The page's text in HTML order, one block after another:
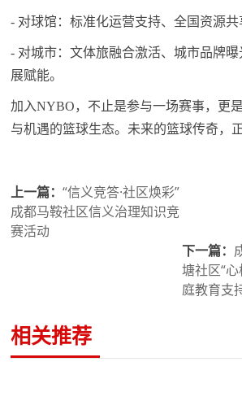
- 对球馆：标准化运营支持、全国资源共
- 对城市：文体旅融合激活、城市品牌
展赋能。
加入NYBO，不止是参与一场赛事，更
与机遇的篮球生态。未来的篮球传奇，
上一篇：“信义竞答·社区焕彩”
成都马鞍社区信义治理知识竞
赛活动
下一篇：
塘社区“
庭教育支
相关推荐